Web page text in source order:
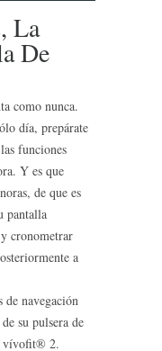
La
De
como nunca.
día, prepárate
funciones
Y es que
de que es
pantalla
cronometrar
a
navegación
su pulsera de
vívofit® 2.